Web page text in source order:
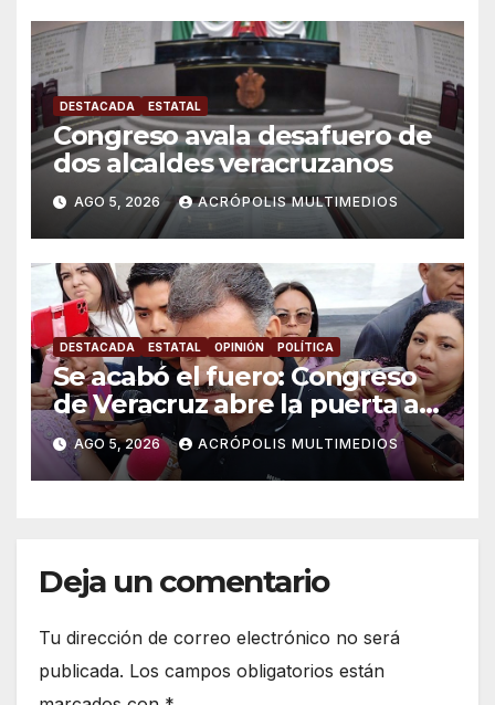
DESTACADA ESTATAL
Congreso avala desafuero de
dos alcaldes veracruzanos
AGO 5, 2026 ACRÓPOLIS MULTIMEDIOS
DESTACADA ESTATAL OPINIÓN POLÍTICA
Se acabó el fuero: Congreso
de Veracruz abre la puerta a
proceso penal contra alcalde
de Úrsulo Galván
AGO 5, 2026 ACRÓPOLIS MULTIMEDIOS
Deja un comentario
Tu dirección de correo electrónico no será
publicada. Los campos obligatorios están